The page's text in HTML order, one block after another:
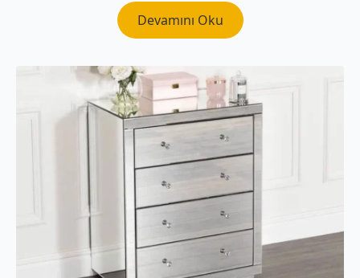
Devamını Oku